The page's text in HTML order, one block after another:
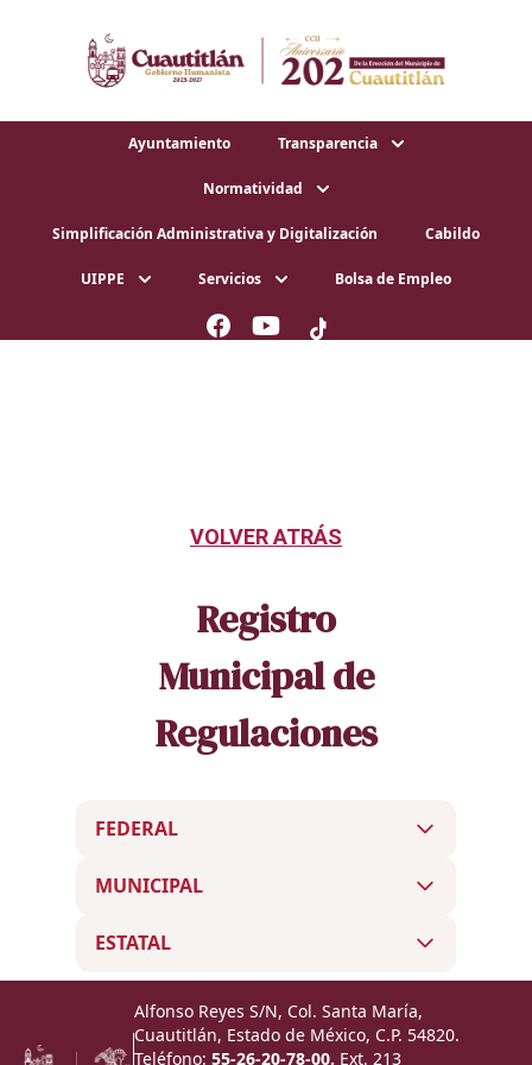
Ayuntamiento Transparencia
Normatividad
Simplificación Administrativa y Digitalización Cabildo
UIPPE Servicios Bolsa de Empleo
VOLVER ATRÁS
Registro
Municipal de
Regulaciones
FEDERAL
MUNICIPAL
ESTATAL
Alfonso Reyes S/N, Col. Santa María,
Cuautitlán, Estado de México, C.P. 54820.
Teléfono:55-26-20-78-00. Ext. 213